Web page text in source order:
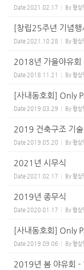
Date 2021.02.17 By 형상
[창립25주년 기념
Date 2021.10.28 By 형상
2018년 가을야유회
Date 2018.11.21 By 형상
[사내동호회] Only
Date 2019.03.29 By 형상
2019 건축구조 기술
Date 2019.05.20 By 형상
2021년 시무식
Date 2021.02.17 By 형상
2019년 종무식
Date 2020.01.17 By 형상
[사내동호회] Only
Date 2019.09.06 By 형상
2019년 봄 야유회 -